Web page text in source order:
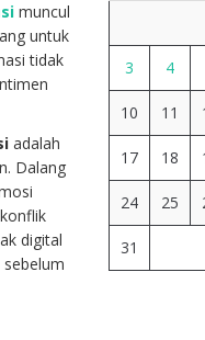
muncul
untuk
tidak
adalah
Dalang
digital
3 4
10 11
17 18
24 25
31